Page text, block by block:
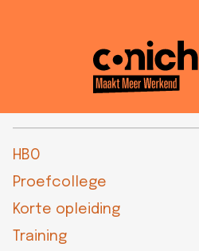
HBO
Proefcollege
Korte opleiding
Training